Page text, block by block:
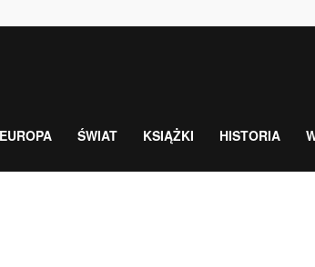
EUROPA ŚWIAT KSIĄŻKI HISTORIA